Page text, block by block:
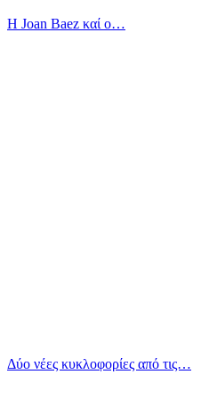
Η Joan Baez καί ο…
Δύο νέες κυκλοφορίες από τις…